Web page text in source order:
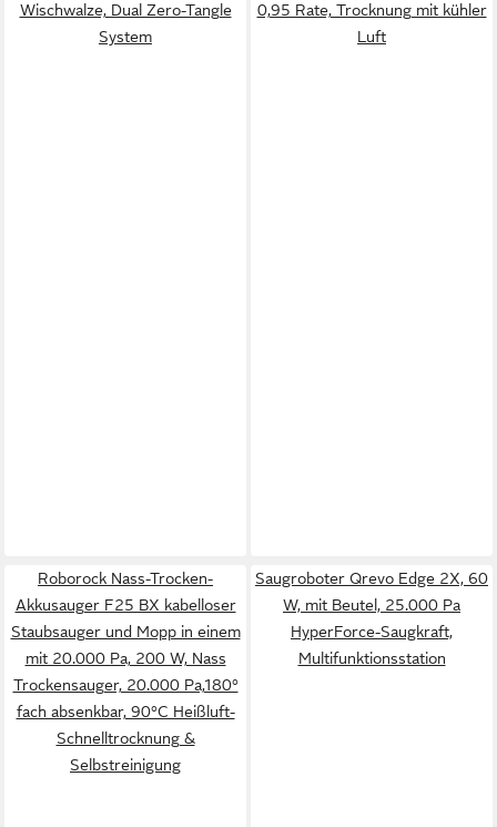
Wischwalze, Dual Zero-Tangle
System
0,95 Rate, Trocknung mit kühler
Luft
Roborock Nass-Trocken-
Akkusauger F25 BX kabelloser
Staubsauger und Mopp in einem
mit 20.000 Pa, 200 W, Nass
Trockensauger, 20.000 Pa,180°
fach absenkbar, 90°C Heißluft-
Schnelltrocknung &
Selbstreinigung
Saugroboter Qrevo Edge 2X, 60
W, mit Beutel, 25.000 Pa
HyperForce-Saugkraft,
Multifunktionsstation